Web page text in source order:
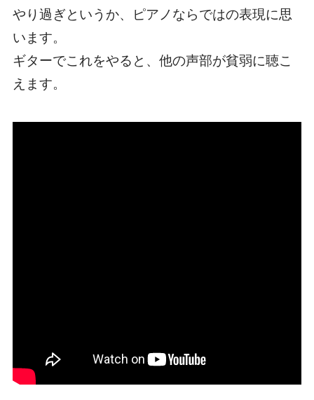
やり過ぎというか、ピアノならではの表現に思
います。
ギターでこれをやると、他の声部が貧弱に聴こ
えます。